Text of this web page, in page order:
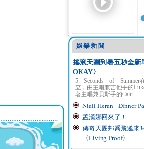
娛樂新聞
搖滾天團到暑五秒全新
OKAY〉
5 Seconds of Summer在
立，由主唱兼吉他手的
著主唱兼貝斯手的Calu...
Niall Horan - Dinner
孟漢娜回來了！
傳奇天團邦喬飛邀來
〈Living Proof〉